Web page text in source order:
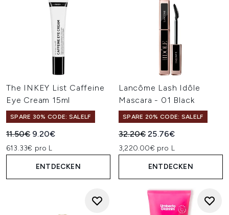
The INKEY List Caffeine
Eye Cream 15ml
SPARE 30% CODE: SALELF
Unverbindliche Preisempfehlung:
11.50€ Aktueller Preis:
9.20€
613.33€ pro L
ENTDECKEN
Lancôme Lash Idôle
Mascara - 01 Black
SPARE 20% CODE: SALELF
Unverbindliche
32.20€Aktueller Preis:
25.76€
3,220.00€ pro L
ENTDECKEN